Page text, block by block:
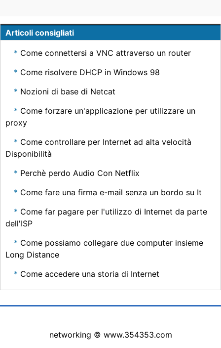
Articoli consigliati
Come connettersi a VNC attraverso un router
Come risolvere DHCP in Windows 98
Nozioni di base di Netcat
Come forzare un'applicazione per utilizzare un
proxy
Come controllare per Internet ad alta velocità
Disponibilità
Perchè perdo Audio Con Netflix
Come fare una firma e-mail senza un bordo su It
Come far pagare per l'utilizzo di Internet da parte
dell'ISP
Come possiamo collegare due computer insieme
Long Distance
Come accedere una storia di Internet
networking © www.354353.com